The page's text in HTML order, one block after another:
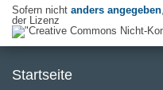
Sofern nicht anders angegeben
der Lizenz
Startseite